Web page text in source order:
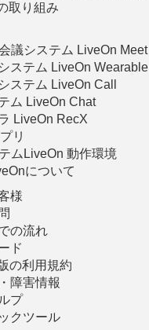
取り組み
議システム LiveOn Meet
ステム LiveOn Wearable
ステム LiveOn Call
ム LiveOn Chat
LiveOn RecX
リ
ムLiveOn 動作環境
について
様
の流れ
ド
の利用規約
障害情報
プ
クツール